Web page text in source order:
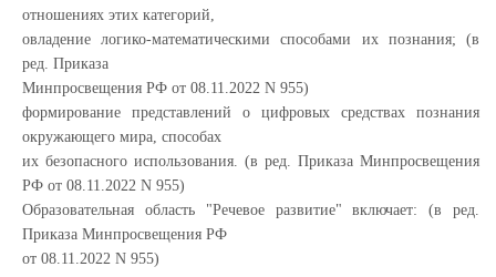
отношениях этих категорий,
овладение логико-математическими способами их познания; (в
ред. Приказа
Минпросвещения РФ от 08.11.2022 N 955)
формирование представлений о цифровых средствах познания
окружающего мира, способах
их безопасного использования. (в ред. Приказа Минпросвещения
РФ от 08.11.2022 N 955)
Образовательная область "Речевое развитие" включает: (в ред.
Приказа Минпросвещения РФ
от 08.11.2022 N 955)